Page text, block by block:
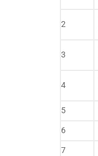
2
3
4
5
6
7